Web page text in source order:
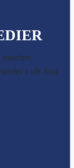
i vår fina